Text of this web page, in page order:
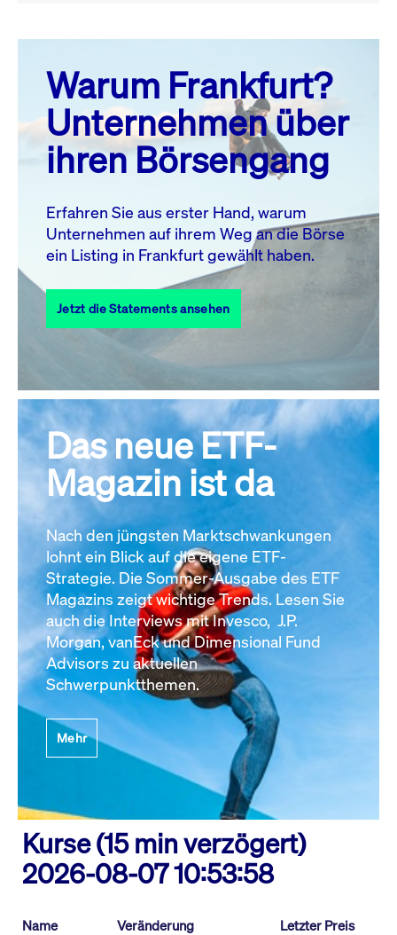
August 26
MO. DI. MI. DO. FR. SA. SO.
1
2
3
4 5 6 7 8
10 11 13 14
17
18 19 20 21 22
23
27 28
31
Alle Events
Warum Frankfurt?
Unternehmen über
ihren Börsengang
Erfahren Sie aus erster Hand, warum
Unternehmen auf ihrem Weg an die Börse
ein Listing in Frankfurt gewählt haben.
Jetzt die Statements ansehen
Das neue ETF-
Magazin ist da
Nach den jüngsten Marktschwankungen
lohnt ein Blick auf die eigene ETF-
Strategie. Die Sommer-Ausgabe des ETF
Magazins zeigt wichtige Trends. Lesen Sie
auch die Interviews mit Invesco, J.P.
Morgan, vanEck und Dimensional Fund
Advisors zu aktuellen
Schwerpunktthemen.
Mehr
Kurse (15 min verzögert)
2026-08-07 10:53:58
Name Veränderung Letzter Preis